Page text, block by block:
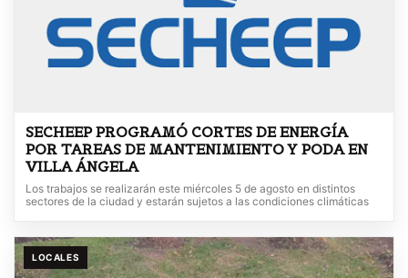
SECHEEP PROGRAMÓ CORTES DE ENERGÍA
POR TAREAS DE MANTENIMIENTO Y PODA EN
VILLA ÁNGELA
Los trabajos se realizarán este miércoles 5 de agosto en distintos
sectores de la ciudad y estarán sujetos a las condiciones climáticas
LOCALES